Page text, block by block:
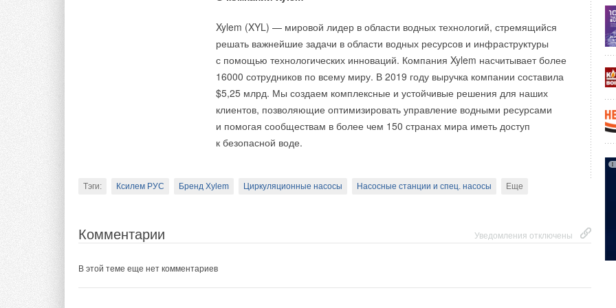
Xylem (XYL) — мировой лидер в области водных технологий, стремящийся
решать важнейшие задачи в области водных ресурсов и инфраструктуры
с помощью технологических инноваций. Компания Xylem насчитывает более
16000 сотрудников по всему миру. В 2019 году выручка компании составила
$5,25 млрд. Мы создаем комплексные и устойчивые решения для наших
клиентов, позволяющие оптимизировать управление водными ресурсами
и помогая сообществам в более чем 150 странах мира иметь доступ
к безопасной воде.
Тэги: Ксилем РУС Бренд Xylem Циркуляционные насосы Насосные станции и спец. насосы Погружные насосы
Компьютерная техника,
Еще
Уведомления отключены
Комментарии
В этой теме еще нет комментариев
Флагманская модель — первый кондиционер с тканевым покрытием Нaori,
получивший две престижные премии в сфере дизайна: iF Design Award 2021
дома». (https://www.g-mark.org/award/describe/52109?token=hH9sb50F8K)